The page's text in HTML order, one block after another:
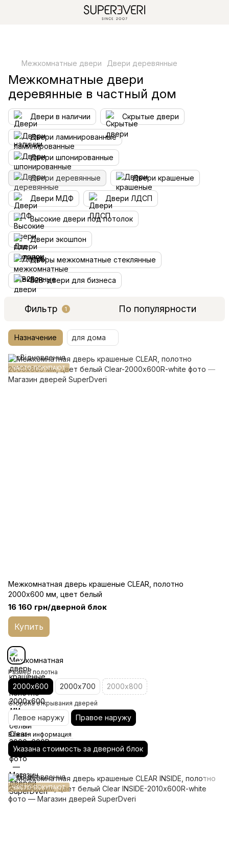
Межкомнатные двери Двери деревянные
Межкомнатные двери
деревянные в частный дом
Двери в наличии Скрытые двери
Двери ламинированные
Двери шпонированные
Двери деревянные Двери крашеные
Двери МДФ Двери ЛДСП
Высокие двери под потолок
Двери экошпон
Дверы межкомнатные стеклянные
B2B: двери для бизнеса
Фильтр 1 По популярности
Назначение для дома
ЧАСТО ПОКУПАЮТ
Межкомнатная дверь крашеные CLEAR, полотно
2000х600 мм, цвет белый
16 160 грн/дверной блок
Купить
Размер полотна
2000х600 2000х700 2000х800
Сторона открывания дверей
Левое наружу Правое наружу
Важная информация
Указана стоимость за дверной блок
ЧАСТО ПОКУПАЮТ